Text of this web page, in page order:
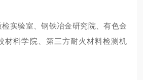
实验室、钢铁冶金研究院、有色金
材料学院、第三方耐火材料检测机